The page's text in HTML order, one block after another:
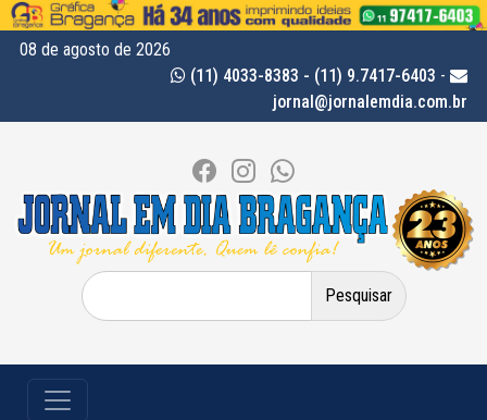
08 de agosto de 2026
(11) 4033-8383 - (11) 9.7417-6403 -
jornal@jornalemdia.com.br
Pesquisar
por: